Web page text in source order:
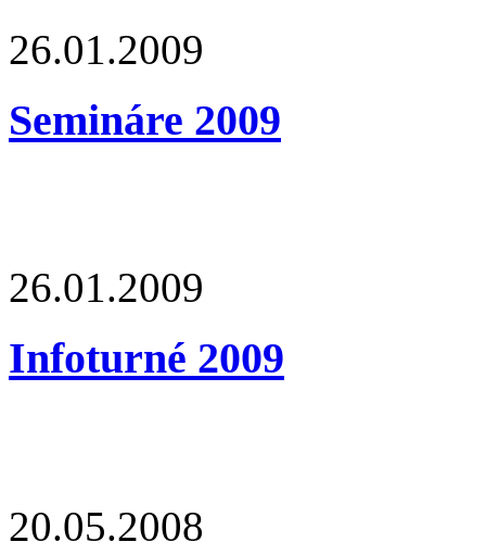
26.01.2009
Semináre 2009
26.01.2009
Infoturné 2009
20.05.2008